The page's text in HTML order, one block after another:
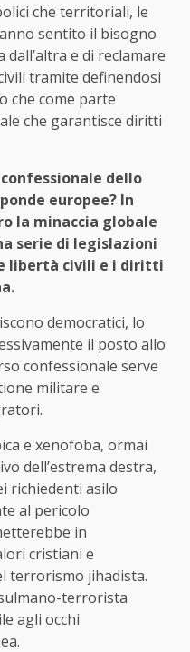
che territoriali, le
sentito il bisogno
dall’altra e di reclamare
tramite definendosi
che come parte
che garantisce diritti
dello
europee? In
la minaccia globale
serie di legislazioni
libertà civili e i diritti
democratici, lo
il posto allo
confessionale serve
militare e
e xenofoba, ormai
dell’estrema destra,
richiedenti asilo
al pericolo
in
cristiani e
terrorismo jihadista.
terrorista
agli occhi